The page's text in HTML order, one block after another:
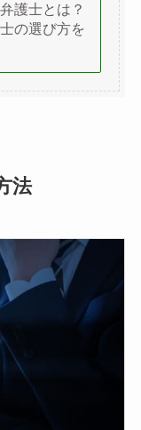
護士とは？
の選び方を
法